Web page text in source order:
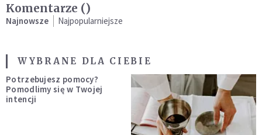
Komentarze ()
Najnowsze Najpopularniejsze
WYBRANE DLA CIEBIE
Potrzebujesz pomocy?
Pomodlimy się w Twojej
intencji